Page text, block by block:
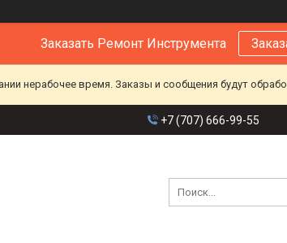
Заказать Ремонт Инструмента
нерабочее время. Заказы и сообщения будут
+7 (707) 666-99-55